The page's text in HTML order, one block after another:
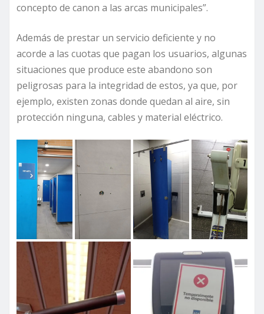
concepto de canon a las arcas municipales”.
Además de prestar un servicio deficiente y no
acorde a las cuotas que pagan los usuarios, algunas
situaciones que produce este abandono son
peligrosas para la integridad de estos, ya que, por
ejemplo, existen zonas donde quedan al aire, sin
protección ninguna, cables y material eléctrico.